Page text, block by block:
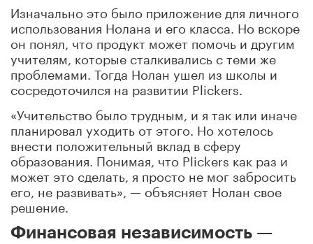
Изначально это было приложение для личного
использования Нолана и его класса. Но вскоре
он понял, что продукт может помочь и другим
учителям, которые сталкивались с теми же
проблемами. Тогда Нолан ушел из школы и
сосредоточился на развитии Plickers.
«Учительство было трудным, и я так или иначе
планировал уходить от этого. Но хотелось
внести положительный вклад в сферу
образования. Понимая, что Plickers как раз и
может это сделать, я просто не мог забросить
его, не развивать», — объясняет Нолан свое
решение.
Финансовая независимость —